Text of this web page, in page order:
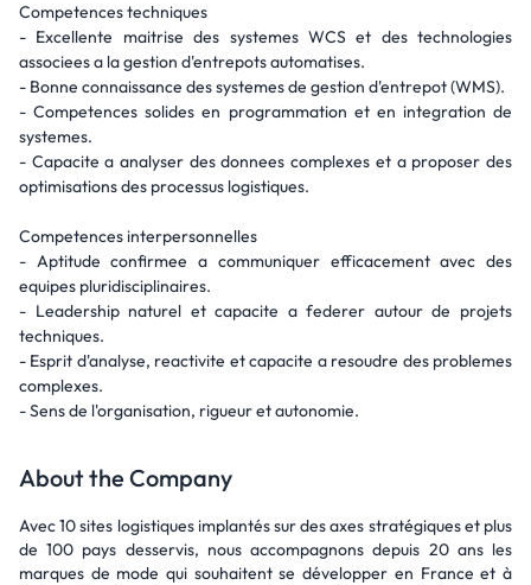
Competences techniques
- Excellente maitrise des systemes WCS et des technologies
associees a la gestion d'entrepots automatises.
- Bonne connaissance des systemes de gestion d'entrepot (WMS).
- Competences solides en programmation et en integration de
systemes.
- Capacite a analyser des donnees complexes et a proposer des
optimisations des processus logistiques.
Competences interpersonnelles
- Aptitude confirmee a communiquer efficacement avec des
equipes pluridisciplinaires.
- Leadership naturel et capacite a federer autour de projets
techniques.
- Esprit d'analyse, reactivite et capacite a resoudre des problemes
complexes.
- Sens de l'organisation, rigueur et autonomie.
About the Company
Avec 10 sites logistiques implantés sur des axes stratégiques et plus
de 100 pays desservis, nous accompagnons depuis 20 ans les
marques de mode qui souhaitent se développer en France et à